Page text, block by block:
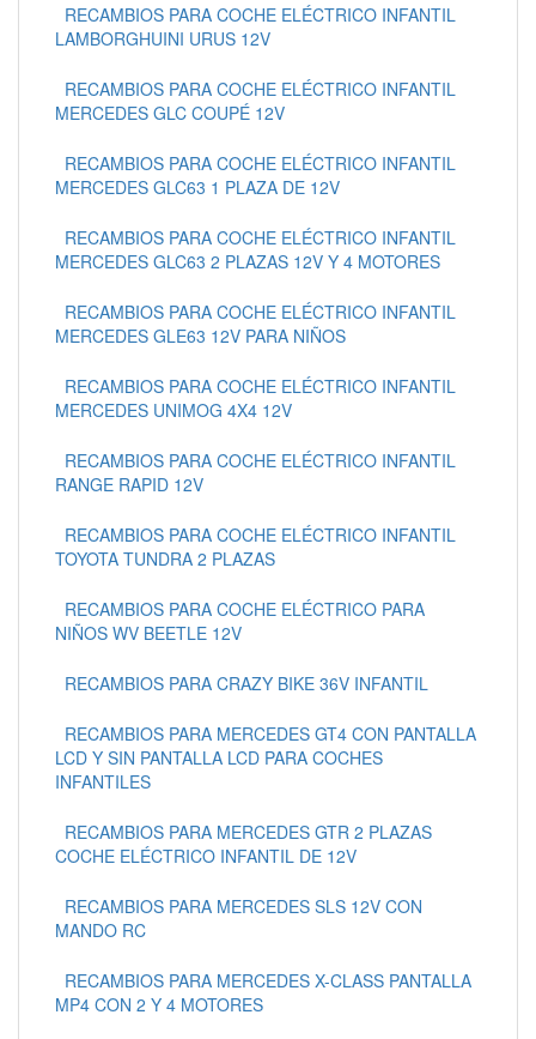
RECAMBIOS PARA COCHE ELÉCTRICO INFANTIL
LAMBORGHUINI URUS 12V
RECAMBIOS PARA COCHE ELÉCTRICO INFANTIL
MERCEDES GLC COUPÉ 12V
RECAMBIOS PARA COCHE ELÉCTRICO INFANTIL
MERCEDES GLC63 1 PLAZA DE 12V
RECAMBIOS PARA COCHE ELÉCTRICO INFANTIL
MERCEDES GLC63 2 PLAZAS 12V Y 4 MOTORES
RECAMBIOS PARA COCHE ELÉCTRICO INFANTIL
MERCEDES GLE63 12V PARA NIÑOS
RECAMBIOS PARA COCHE ELÉCTRICO INFANTIL
MERCEDES UNIMOG 4X4 12V
RECAMBIOS PARA COCHE ELÉCTRICO INFANTIL
RANGE RAPID 12V
RECAMBIOS PARA COCHE ELÉCTRICO INFANTIL
TOYOTA TUNDRA 2 PLAZAS
RECAMBIOS PARA COCHE ELÉCTRICO PARA
NIÑOS WV BEETLE 12V
RECAMBIOS PARA CRAZY BIKE 36V INFANTIL
RECAMBIOS PARA MERCEDES GT4 CON PANTALLA
LCD Y SIN PANTALLA LCD PARA COCHES
INFANTILES
RECAMBIOS PARA MERCEDES GTR 2 PLAZAS
COCHE ELÉCTRICO INFANTIL DE 12V
RECAMBIOS PARA MERCEDES SLS 12V CON
MANDO RC
RECAMBIOS PARA MERCEDES X-CLASS PANTALLA
MP4 CON 2 Y 4 MOTORES